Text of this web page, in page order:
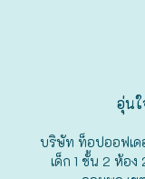
อุ่นใ
บริษัท ท็อปออฟเด
เด็ก 1 ชั้น 2 ห้อ
ฟูระโนะ